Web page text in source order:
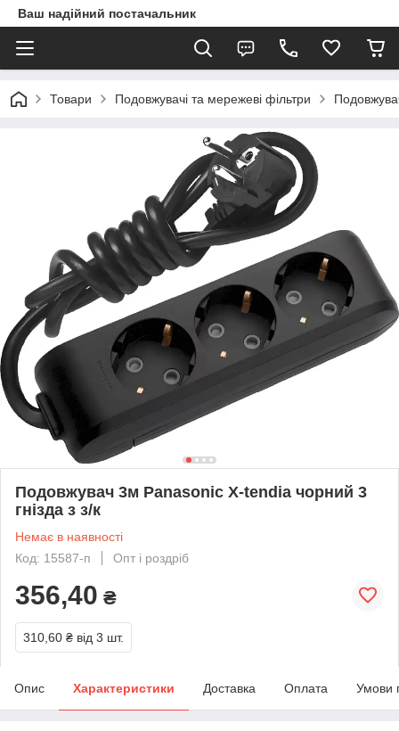
Ваш надійний постачальник
Товари Подовжувачі та мережеві фільтри
Подовжувач 3м Panasonic X-tendia чорний 3
гнізда з з/к
Немає в наявності
Код: 15587-п
Опт і роздріб
356,40 ₴
310,60 ₴ від 3 шт.
Опис Характеристики Доставка Оплата Умови